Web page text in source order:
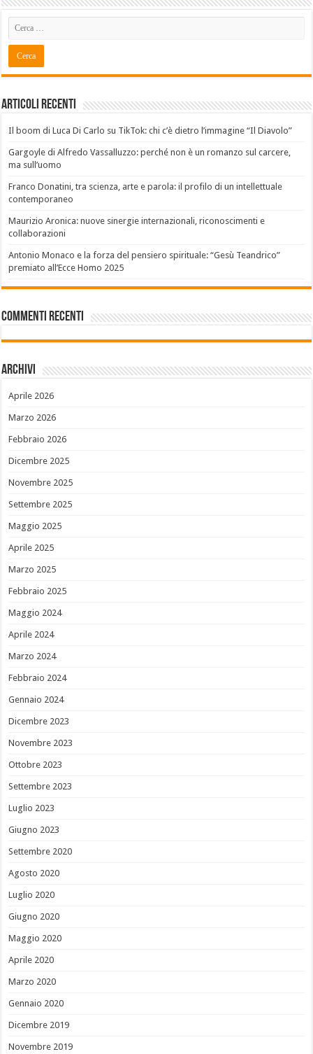
Articoli recenti
Il boom di Luca Di Carlo su TikTok: chi c’è dietro l’immagine “Il Diavolo”
Gargoyle di Alfredo Vassalluzzo: perché non è un romanzo sul carcere,
ma sull’uomo
Franco Donatini, tra scienza, arte e parola: il profilo di un intellettuale
contemporaneo
Maurizio Aronica: nuove sinergie internazionali, riconoscimenti e
collaborazioni
Antonio Monaco e la forza del pensiero spirituale: “Gesù Teandrico”
premiato all’Ecce Homo 2025
Commenti recenti
Archivi
Aprile 2026
Marzo 2026
Febbraio 2026
Dicembre 2025
Novembre 2025
Settembre 2025
Maggio 2025
Aprile 2025
Marzo 2025
Febbraio 2025
Maggio 2024
Aprile 2024
Marzo 2024
Febbraio 2024
Gennaio 2024
Dicembre 2023
Novembre 2023
Ottobre 2023
Settembre 2023
Luglio 2023
Giugno 2023
Settembre 2020
Agosto 2020
Luglio 2020
Giugno 2020
Maggio 2020
Aprile 2020
Marzo 2020
Gennaio 2020
Dicembre 2019
Novembre 2019